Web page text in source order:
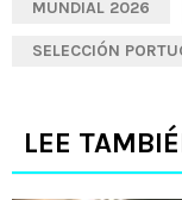
MUNDIAL 2026
SELECCIÓN
LEE